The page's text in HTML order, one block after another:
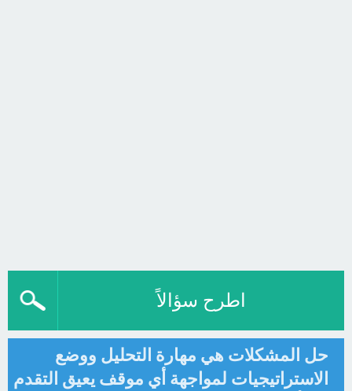
اطرح سؤالاً
حل المشكلات هي مهارة التحليل ووضع
الاستراتيجيات لمواجهة أي موقف يعيق التقدم